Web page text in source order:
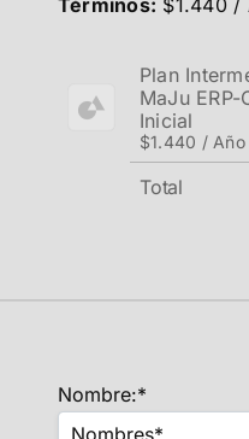
Nombre:*
Términos: $1.440 /
Plan
MaJu ERP-
Inicial
$1.440 / Año
Total